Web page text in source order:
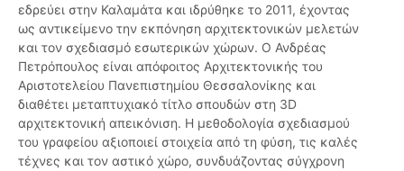
εδρεύει στην Καλαμάτα και ιδρύθηκε το 2011, έχοντας
ως αντικείμενο την εκπόνηση αρχιτεκτονικών μελετών
και τον σχεδιασμό εσωτερικών χώρων. Ο Ανδρέας
Πετρόπουλος είναι απόφοιτος Αρχιτεκτονικής του
Αριστοτελείου Πανεπιστημίου Θεσσαλονίκης και
διαθέτει μεταπτυχιακό τίτλο σπουδών στη 3D
αρχιτεκτονική απεικόνιση. Η μεθοδολογία σχεδιασμού
του γραφείου αξιοποιεί στοιχεία από τη φύση, τις καλές
τέχνες και τον αστικό χώρο, συνδυάζοντας σύγχρονη